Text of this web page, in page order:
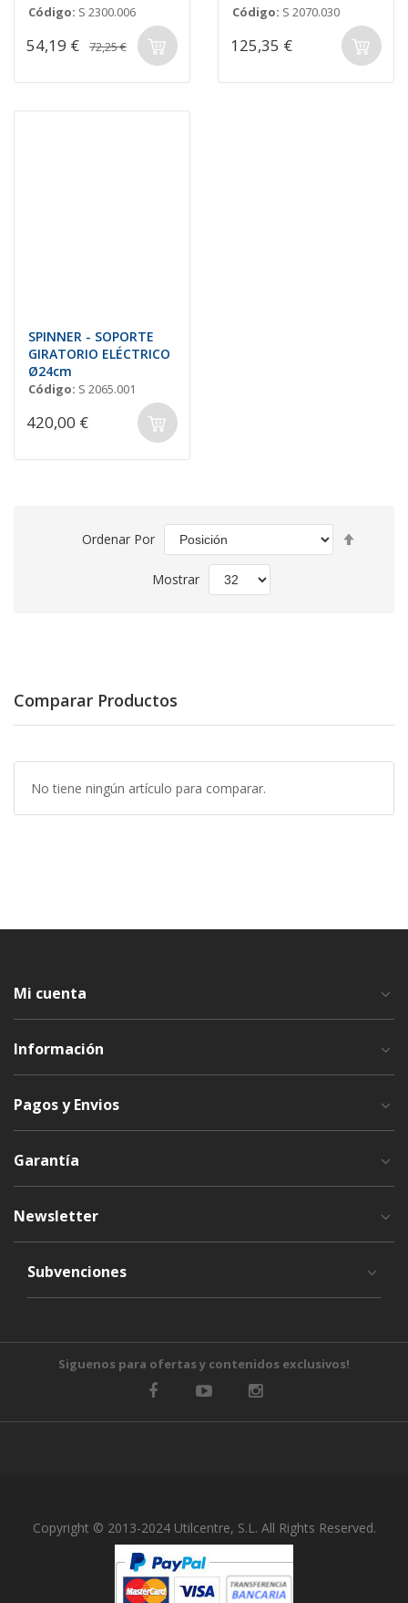
Código: S 2300.006
54,19 € 72,25 €
H=12,5cm
Código: S 2070.030
125,35 €
SPINNER - SOPORTE
GIRATORIO ELÉCTRICO
Ø24cm
Código: S 2065.001
420,00 €
Ordenar Por
Mostrar
Comparar Productos
No tiene ningún artículo para comparar.
Mi cuenta
Información
Pagos y Envios
Garantía
Newsletter
Subvenciones
Siguenos para ofertas y contenidos exclusivos!
Copyright © 2013-2024 Utilcentre, S.L. All Rights Reserved.